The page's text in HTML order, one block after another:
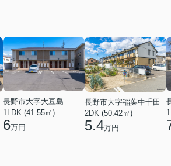
長野市大字大豆島
1LDK (41.55㎡)
6万円
長野市大字稲葉中千田
2DK (50.42㎡)
5.4万円